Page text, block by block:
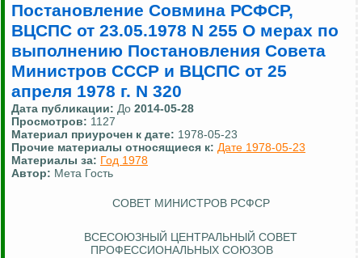
Постановление Совмина РСФСР,
ВЦСПС от 23.05.1978 N 255 О мерах по
выполнению Постановления Совета
Министров СССР и ВЦСПС от 25
апреля 1978 г. N 320
Дата публикации: До 2014-05-28
Просмотров: 1127
Материал приурочен к дате: 1978-05-23
Прочие материалы относящиеся к: Дате 1978-05-23
Материалы за: Год 1978
Автор: Мета Гость
СОВЕТ МИНИСТРОВ РСФСР
ВСЕСОЮЗНЫЙ ЦЕНТРАЛЬНЫЙ СОВЕТ
ПРОФЕССИОНАЛЬНЫХ СОЮЗОВ